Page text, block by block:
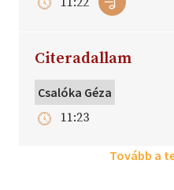
Citeradallam
Csalóka Géza
11:23
Tovább a